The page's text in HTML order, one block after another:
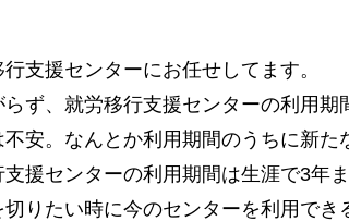
支援センターにお任せしてます。
ず、就労移行支援センターの利用
安。なんとか利用期間のうちに新た
援センターの利用期間は生涯で3年
りたい時に今のセンターを利用でき